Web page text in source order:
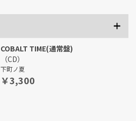
COBALT TIME(通常盤)
（CD）
下町ノ夏
￥3,300